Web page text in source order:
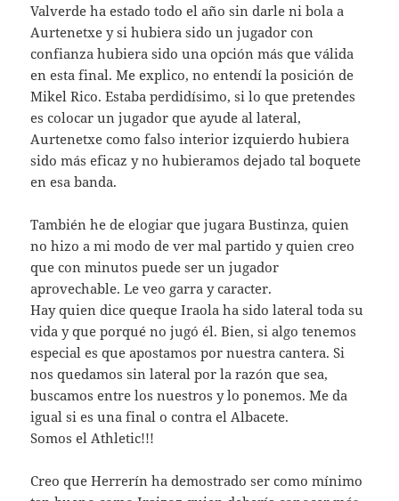
Valverde ha estado todo el año sin darle ni bola a
Aurtenetxe y si hubiera sido un jugador con
confianza hubiera sido una opción más que válida
en esta final. Me explico, no entendí la posición de
Mikel Rico. Estaba perdidísimo, si lo que pretendes
es colocar un jugador que ayude al lateral,
Aurtenetxe como falso interior izquierdo hubiera
sido más eficaz y no hubieramos dejado tal boquete
en esa banda.
También he de elogiar que jugara Bustinza, quien
no hizo a mi modo de ver mal partido y quien creo
que con minutos puede ser un jugador
aprovechable. Le veo garra y caracter.
Hay quien dice queque Iraola ha sido lateral toda su
vida y que porqué no jugó él. Bien, si algo tenemos
especial es que apostamos por nuestra cantera. Si
nos quedamos sin lateral por la razón que sea,
buscamos entre los nuestros y lo ponemos. Me da
igual si es una final o contra el Albacete.
Somos el Athletic!!!
Creo que Herrerín ha demostrado ser como mínimo